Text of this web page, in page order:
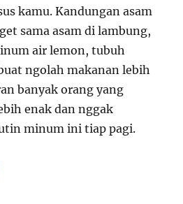
kamu. Kandungan asam
sama asam di lambung,
air lemon, tubuh
ngolah makanan lebih
banyak orang yang
enak dan nggak
minum ini tiap pagi.